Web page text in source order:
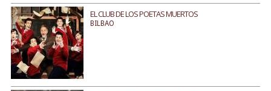
EL CLUB DE LOS POETAS MUERTOS
BILBAO